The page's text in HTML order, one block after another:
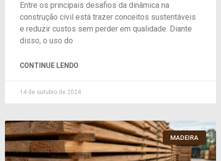
Entre os principais desafios da dinâmica na
construção civil está trazer conceitos sustentáveis
e reduzir custos sem perder em qualidade. Diante
disso, o uso do
CONTINUE LENDO
14 de outubro de 2024
MADEIRA